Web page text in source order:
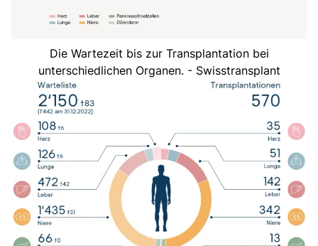
Die Wartezeit bis zur Transplantation bei
unterschiedlichen Organen. - Swisstransplant